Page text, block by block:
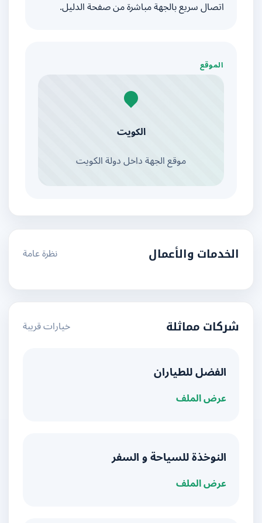
اتصال سريع بالجهة مباشرة من صفحة الدليل.
الموقع
الكويت
موقع الجهة داخل دولة الكويت
الخدمات والأعمال نظرة عامة
شركات مماثلة خيارات قريبة
الفضل للطياران
عرض الملف
النوخذة للسياحة و السفر
عرض الملف